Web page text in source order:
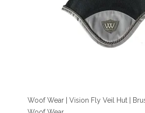
Woof Wear | Vision Fly Veil Hut |